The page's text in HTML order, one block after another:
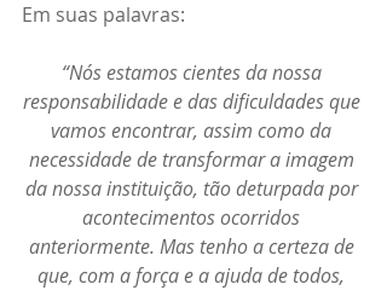
Em suas palavras:
“Nós estamos cientes da nossa
responsabilidade e das dificuldades que
vamos encontrar, assim como da
necessidade de transformar a imagem
da nossa instituição, tão deturpada por
acontecimentos ocorridos
anteriormente. Mas tenho a certeza de
que, com a força e a ajuda de todos,